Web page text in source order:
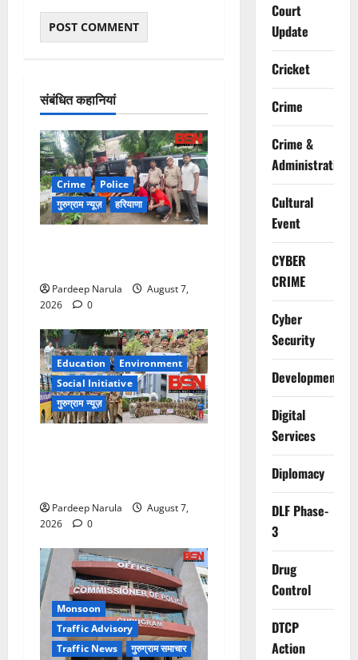
संबंधित कहानियां
Crime
Police
गुरुग्राम न्यूज़
हरियाणा
Pardeep Narula
August 7,
2026
0
Education
Environment
Social Initiative
गुरुग्राम न्यूज़
Pardeep Narula
August 7,
2026
0
Monsoon
Traffic Advisory
Traffic News
गुरुग्राम समाचार
Court
Update
Cricket
Crime
Crime &
Administration
Cultural
Event
CYBER
CRIME
Cyber
Security
Development
Digital
Services
Diplomacy
DLF Phase-
3
Drug
Control
DTCP
Action